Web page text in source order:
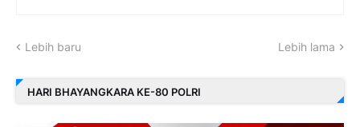
Lebih baru Lebih lama
HARI BHAYANGKARA KE-80 POLRI